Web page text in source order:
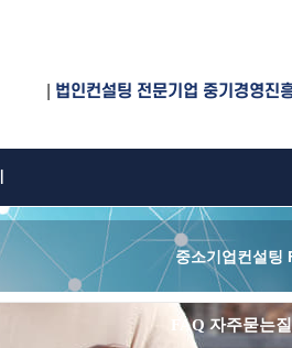
법인컨설팅 전문기업 중기경영진
중소기업컨설팅
FAQ 자주묻는